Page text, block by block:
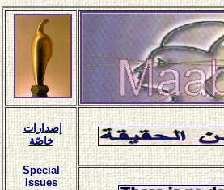
إصدارات
خاصّة
Special
Issues